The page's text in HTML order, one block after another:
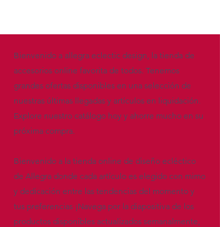
Bienvenido a allegra eclectic design, la tienda de
accesorios online favorita de todos. Tenemos
grandes ofertas disponibles en una selección de
nuestras últimas llegadas y artículos en liquidación.
Explore nuestro catálogo hoy y ahorre mucho en su
próxima compra.
Bienvenido a la tienda online de diseño ecléctico
de Allegra donde cada artículo es elegido con mimo
y dedicación entre las tendencias del momento y
tus preferencias ¡Navega por la diapositiva de los
productos disponibles actualizados semanalmente,